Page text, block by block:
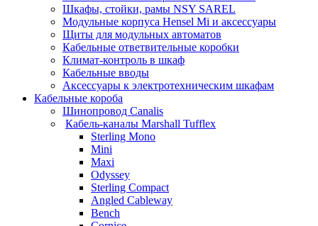
Шкафы, стойки, рамы NSY SAREL
Модульные корпуса Hensel Mi и аксессуары
Щиты для модульных автоматов
Кабельные ответвительные коробки
Климат-контроль в шкаф
Кабельные вводы
Аксессуары к электротехническим шкафам
Кабельные короба
Шинопровод Canalis
Кабель-каналы Marshall Tufflex
Sterling Mono
Mini
Maxi
Odyssey
Sterling Compact
Angled Cableway
Bench